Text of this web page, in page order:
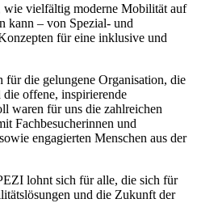
vielfältig moderne Mobilität auf
kann – von Spezial- und
für eine inklusive und
die gelungene Organisation, die
offene, inspirierende
waren für uns die zahlreichen
Fachbesucherinnen und
engagierten Menschen aus der
lohnt sich für alle, die sich für
und die Zukunft der